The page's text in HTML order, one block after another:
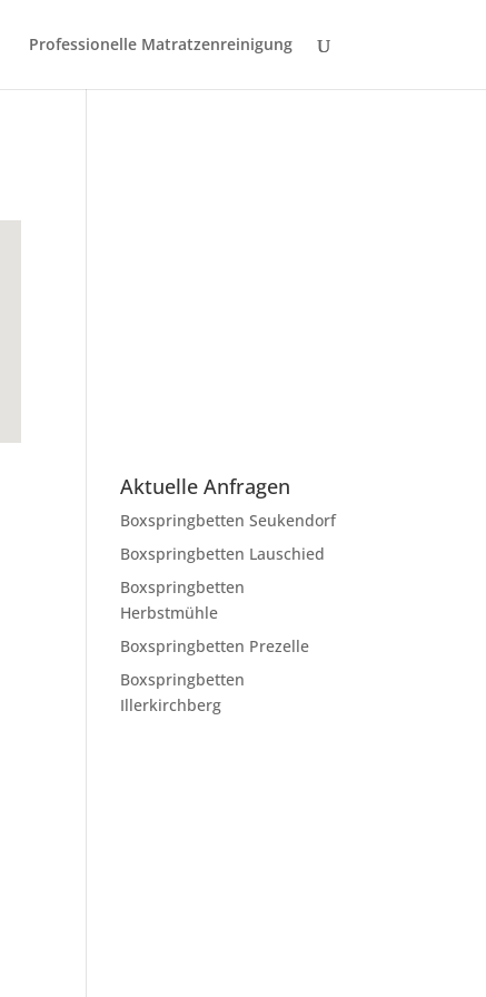
Professionelle Matratzenreinigung
Aktuelle Anfragen
Boxspringbetten Seukendorf
Boxspringbetten Lauschied
Boxspringbetten
Herbstmühle
Boxspringbetten Prezelle
Boxspringbetten
Illerkirchberg